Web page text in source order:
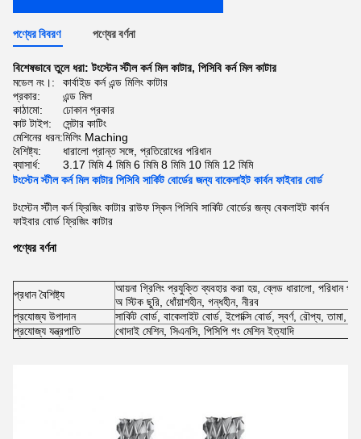
পণ্যের বিবরণ পণ্যের বর্ণনা
বিশেষভাবে তুলে ধরা:টংস্টেন স্টীল কর্ন মিল কাটার, পিসিবি কর্ন মিল কাটার
মডেল নং।:
কার্বাইড কর্ন এন্ড মিলিং কাটার
প্রকার:
এন্ড মিল
কাঠামো:
ঢোকান প্রকার
কাট টাইপ:
সেন্টার কাটিং
মেশিনের ধরন:মিলিং Maching
বৈশিষ্ট্য:
ধারালো প্রান্ত সঙ্গে, প্রতিরোধের পরিধান
ব্যাসার্ধ:
3.17 মিমি 4 মিমি 6 মিমি 8 মিমি 10 মিমি 12 মিমি
টংস্টেন স্টীল কর্ন মিল কাটার পিসিবি সার্কিট বোর্ডের জন্য বাকেলাইট কার্বন ফাইবার বোর্ড
টংস্টেন স্টীল কর্ন ফ্রিজিং কাটার রাউফ স্কিন পিসিবি সার্কিট বোর্ডের জন্য বেকলাইট কার্বন
ফাইবার বোর্ড ফ্রিজিং কাটার
পণ্যের বর্ণনা
প্রধান বৈশিষ্ট্য
আয়না গ্রিলিং প্রযুক্তি ব্যবহার করা হয়, ব্লেড ধারালো, পরিধান
অ স্টিক ছুরি, ধোঁয়াশহীন, গন্ধহীন, নীরব
প্রযোজ্য উপাদান
সার্কিট বোর্ড, বাকেলাইট বোর্ড, ইপোক্সি বোর্ড, স্বর্ণ, রৌপ্য, তামা,
প্রযোজ্য যন্ত্রপাতি
খোদাই মেশিন, সিএনসি, পিসিপি গং মেশিন ইত্যাদি